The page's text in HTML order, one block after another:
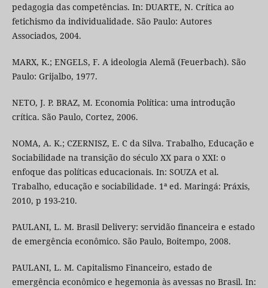
pedagogia das competências. In: DUARTE, N. Crítica ao
fetichismo da individualidade. São Paulo: Autores
Associados, 2004.
MARX, K.; ENGELS, F. A ideologia Alemã (Feuerbach). São
Paulo: Grijalbo, 1977.
NETO, J. P. BRAZ, M. Economia Política: uma introdução
crítica. São Paulo, Cortez, 2006.
NOMA, A. K.; CZERNISZ, E. C da Silva. Trabalho, Educação e
Sociabilidade na transição do século XX para o XXI: o
enfoque das políticas educacionais. In: SOUZA et al.
Trabalho, educação e sociabilidade. 1ª ed. Maringá: Práxis,
2010, p 193-210.
PAULANI, L. M. Brasil Delivery: servidão financeira e estado
de emergência econômico. São Paulo, Boitempo, 2008.
PAULANI, L. M. Capitalismo Financeiro, estado de
emergência econômico e hegemonia às avessas no Brasil. In: